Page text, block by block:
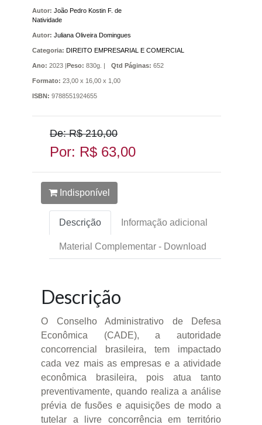
Autor: João Pedro Kostin F. de
Natividade
Autor: Juliana Oliveira Domingues
Categoria: DIREITO EMPRESARIAL E COMERCIAL
Ano: 2023 | Peso: 830g. | Qtd Páginas: 652
Formato: 23,00 x 16,00 x 1,00
ISBN: 9788551924655
De: R$ 210,00
Por: R$ 63,00
Indisponível
Descrição Informação adicional
Material Complementar - Download
Descrição
O Conselho Administrativo de Defesa
Econômica (CADE), a autoridade
concorrencial brasileira, tem impactado
cada vez mais as empresas e a atividade
econômica brasileira, pois atua tanto
preventivamente, quando realiza a análise
prévia de fusões e aquisições de modo a
tutelar a livre concorrência em território